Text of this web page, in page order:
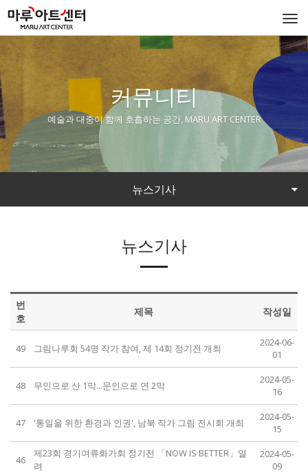
커뮤니티
예술과 대중이 함께 호흡하는 공간, MARU ART CENTER
뉴스기사
뉴스기사
번
호
제목 작성일
49 그림나루회 54명 작가 참여, 제 14회 정기전 개최
2024-06-
01
48 무인으로 산 1막...문인으로 연 2막
2024-05-
16
47 '통일을 위한 환경과 인권', 남북 작가 그림 전시회 개최
2024-05-
15
46
제23회 경기여류화가회 정기전 「NOW IS BETTER」열
려
2024-05-
09